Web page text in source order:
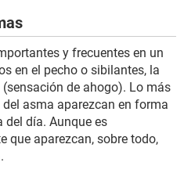
y frecuentes en un
en el pecho o sibilantes, la
de ahogo). Lo más
asma aparezcan en forma
del día. Aunque es
que aparezcan, sobre todo,